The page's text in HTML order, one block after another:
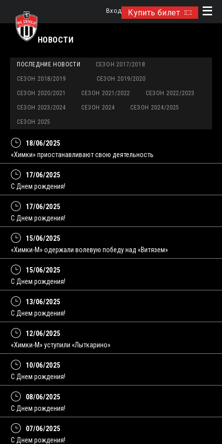
Купить билет
Вход
НОВОСТИ
ПОСЛЕДНИЕ НОВОСТИ СЕЗОН 2017/2018
СЕЗОН 2018/2019 СЕЗОН 2019/2020
СЕЗОН 2020/2021 СЕЗОН 2021/2022 СЕЗОН 2022/2023
СЕЗОН 2023/2024 СЕЗОН 2024 СЕЗОН 2024/2025
СЕЗОН 2025
18/06/2025
«Химки» приостанавливают свою деятельность
17/06/2025
С Днем рождения!
17/06/2025
С Днем рождения!
15/06/2025
«Химки-М» одержали волевую победу над «Витязем»
15/06/2025
С Днем рождения!
13/06/2025
C Днем рождения!
12/06/2025
«Химки-М» уступили «Лыткарино»
10/06/2025
С Днем рождения!
08/06/2025
C Днем рождения!
07/06/2025
С Днем рождения!